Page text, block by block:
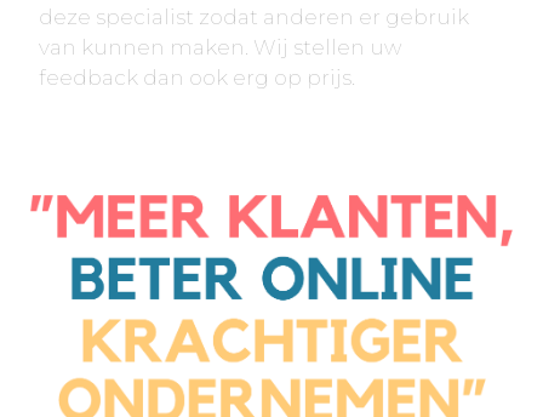
deze specialist zodat anderen er gebruik
van kunnen maken. Wij stellen uw
feedback dan ook erg op prijs.